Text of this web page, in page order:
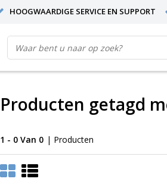
HOOGWAARDIGE SERVICE EN SUPPORT
Producten getagd
1 - 0 Van 0 | Producten